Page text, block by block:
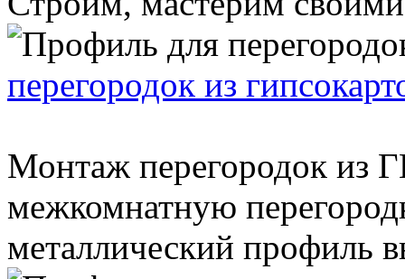
перегородок из
Монтаж перегородок из
межкомнатную
металлический профиль